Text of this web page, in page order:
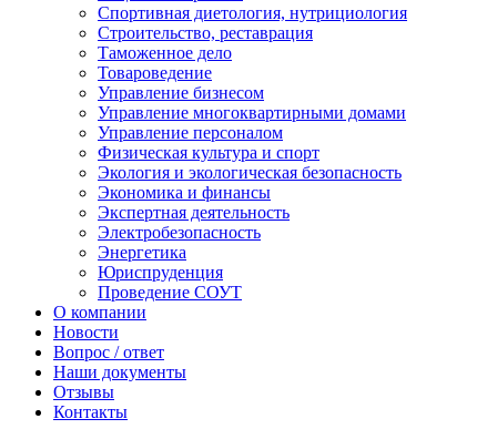
Спортивная диетология, нутрициология
Строительство, реставрация
Таможенное дело
Товароведение
Управление бизнесом
Управление многоквартирными домами
Управление персоналом
Физическая культура и спорт
Экология и экологическая безопасность
Экономика и финансы
Экспертная деятельность
Электробезопасность
Энергетика
Юриспруденция
Проведение СОУТ
О компании
Новости
Вопрос / ответ
Наши документы
Отзывы
Контакты